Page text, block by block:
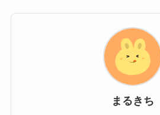
まるきち